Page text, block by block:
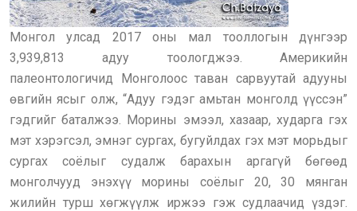
Монгол улсад 2017 оны мал тооллогын дүнгээр
3,939,813 адуу тоологджээ. Америкийн
палеонтологичид Монголоос таван сарвуутай адууны
өвгийн ясыг олж, “Адуу гэдэг амьтан монголд үүссэн”
гэдгийг баталжээ. Морины эмээл, хазаар, хударга гэх
мэт хэрэгсэл, эмнэг сургах, бугуйлдах гэх мэт морьдыг
сургах соёлыг судалж барахын аргагүй бөгөөд
монголчууд энэхүү морины соёлыг 20, 30 мянган
жилийн турш хөгжүүлж иржээ гэж судлаачид үздэг.